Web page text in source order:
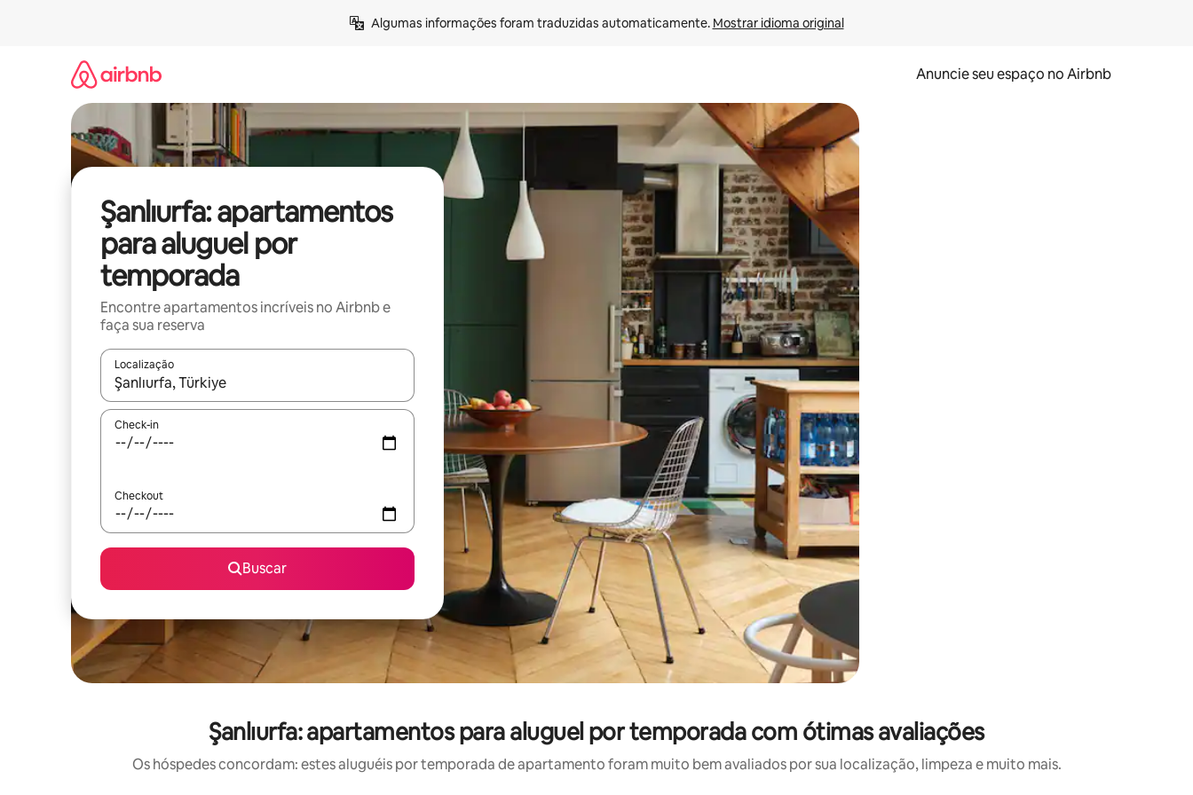
Algumas informações foram traduzidas automaticamente. Mostrar idioma original
Anuncie seu espaço no Airbnb
Şanlıurfa: apartamentos
para aluguel por
temporada
Encontre apartamentos incríveis no Airbnb e
faça sua reserva
Localização
Quando os resultados estiverem disponíveis, explore-os usando as seta para cima e para baixo do teclado ou tocando e deslizando o dedo na tela.
Check-in
Checkout
Buscar
Şanlıurfa: apartamentos para aluguel por temporada com ótimas avaliações
Os hóspedes concordam: estes aluguéis por temporada de apartamento foram muito bem avaliados por sua localização, limpeza e muito mais.